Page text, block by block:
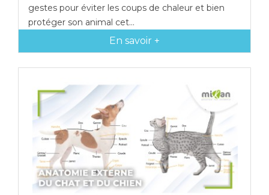
gestes pour éviter les coups de chaleur et bien
protéger son animal cet...
En savoir +